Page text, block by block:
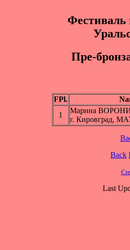
Фестиваль
Пре-
FPl.
1
Марина
г. Кировград,
Back
Last